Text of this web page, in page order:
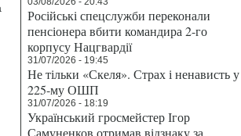
Російські спецслужби переконали
пенсіонера вбити командира 2-го
корпусу Нацгвардії
31/07/2026 - 19:45
Не тільки «Скеля». Страх і ненависть у
225-му ОШП
31/07/2026 - 18:19
Український гросмейстер Ігор
Самуненков отримав відзнаку за